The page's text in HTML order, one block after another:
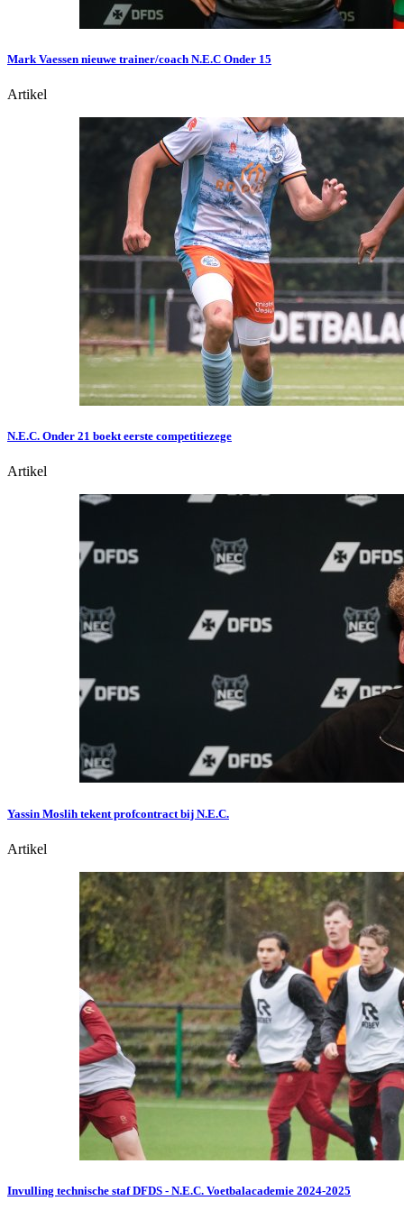
Mark Vaessen nieuwe trainer/coach N.E.C Onder 15
Artikel
N.E.C. Onder 21 boekt eerste competitiezege
Artikel
Yassin Moslih tekent profcontract bij N.E.C.
Artikel
Invulling technische staf DFDS - N.E.C. Voetbalacademie 2024-2025